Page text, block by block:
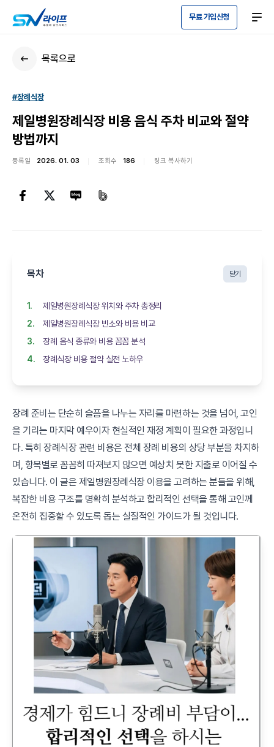
무료 가입신청
목록으로
#장례식장
제일병원장례식장 비용 음식 주차 비교와 절약
방법까지
등록일 2026. 01. 03 조회수 186 링크 복사하기
목차 닫기
제일병원장례식장 위치와 주차 총정리
제일병원장례식장 빈소와 비용 비교
장례 음식 종류와 비용 꼼꼼 분석
장례식장 비용 절약 실전 노하우
장례 준비는 단순히 슬픔을 나누는 자리를 마련하는 것을 넘어, 고인
을 기리는 마지막 예우이자 현실적인 재정 계획이 필요한 과정입니
다. 특히 장례식장 관련 비용은 전체 장례 비용의 상당 부분을 차지하
며, 항목별로 꼼꼼히 따져보지 않으면 예상치 못한 지출로 이어질 수
있습니다. 이 글은 제일병원장례식장 이용을 고려하는 분들을 위해,
복잡한 비용 구조를 명확히 분석하고 합리적인 선택을 통해 고인께
온전히 집중할 수 있도록 돕는 실질적인 가이드가 될 것입니다.